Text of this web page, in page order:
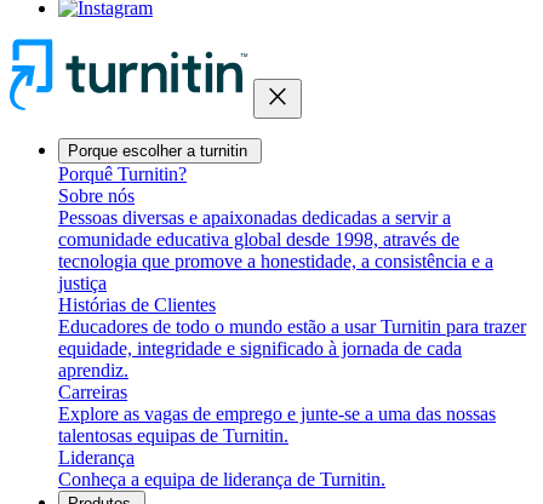
close
Porque escolher a turnitin
Porquê Turnitin?
Sobre nós
Pessoas diversas e apaixonadas dedicadas a servir a
comunidade educativa global desde 1998, através de
tecnologia que promove a honestidade, a consistência e a
justiça
Histórias de Clientes
Educadores de todo o mundo estão a usar Turnitin para trazer
equidade, integridade e significado à jornada de cada
aprendiz.
Carreiras
Explore as vagas de emprego e junte-se a uma das nossas
talentosas equipas de Turnitin.
Liderança
Conheça a equipa de liderança de Turnitin.